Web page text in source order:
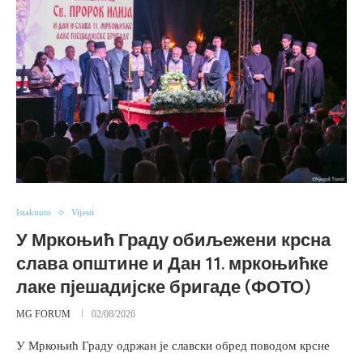
Istaknuto Vijesti
У Мркоњић Граду обиљежени крсна
слава општине и Дан 11. мркоњићке
лаке пјешадијске бригаде (ФОТО)
MG FORUM 02/08/2026
У Мркоњић Граду одржан је славски обред поводом крсне